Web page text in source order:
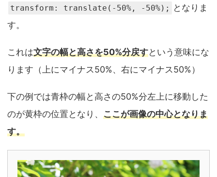
transform: translate(-50%, -50%);
となりま
す。
これは文字の幅と高さを50%分戻すという意味にな
ります（上にマイナス50%、右にマイナス50%）
下の例では青枠の幅と高さの50%分左上に移動した
のが黄枠の位置となり、 ここが画像の中心となりま
す。